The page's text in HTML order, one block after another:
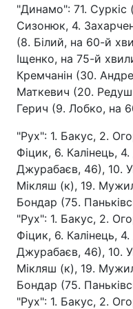
"Динамо": 71. Суркіс
Сизонюк, 4.
(8. Білий, на 60-й
Іщенко, на 75-й
Кремчанін (30.
Маткевич (20.
Герич (9. Лобко, на
"Рух": 1. Бакус, 2.
Фіцик, 6. Калінець,
Джурабаєв, 46), 10.
Мікляш (к), 19.
Бондар (75.
"Рух": 1. Бакус, 2.
Фіцик, 6. Калінець,
Джурабаєв, 46), 10.
Мікляш (к), 19.
Бондар (75.
"Рух": 1. Бакус, 2.